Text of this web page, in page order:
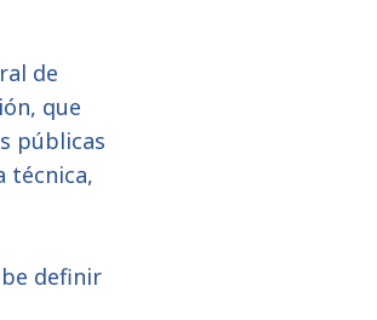
de
que
públicas
técnica,
definir